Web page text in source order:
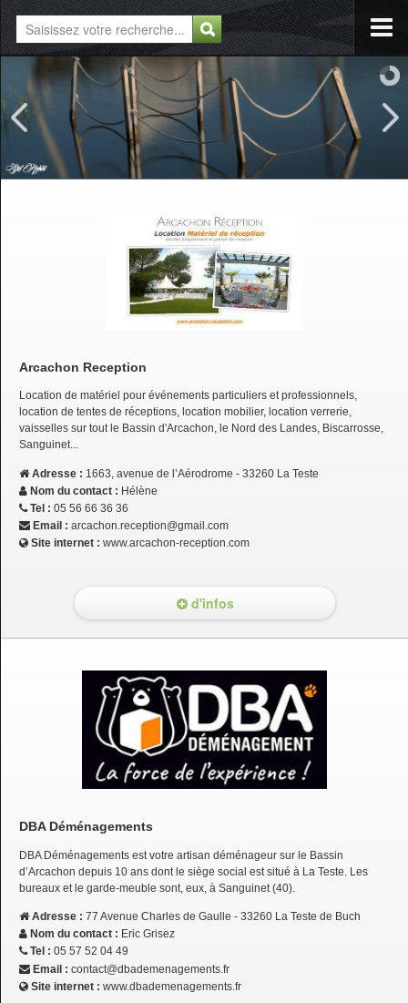
Arcachon Reception
Location de matériel pour événements particuliers et professionnels,
location de tentes de réceptions, location mobilier, location verrerie,
vaisselles sur tout le Bassin d'Arcachon, le Nord des Landes, Biscarrosse,
Sanguinet...
Adresse : 1663, avenue de l’Aérodrome - 33260 La Teste
Nom du contact : Hélène
Tel : 05 56 66 36 36
Email : arcachon.reception@gmail.com
Site internet : www.arcachon-reception.com
d'infos
DBA Déménagements
DBA Déménagements est votre artisan déménageur sur le Bassin
d’Arcachon depuis 10 ans dont le siège social est situé à La Teste. Les
bureaux et le garde-meuble sont, eux, à Sanguinet (40).
Adresse : 77 Avenue Charles de Gaulle - 33260 La Teste de Buch
Nom du contact : Eric Grisez
Tel : 05 57 52 04 49
Email : contact@dbademenagements.fr
Site internet : www.dbademenagements.fr